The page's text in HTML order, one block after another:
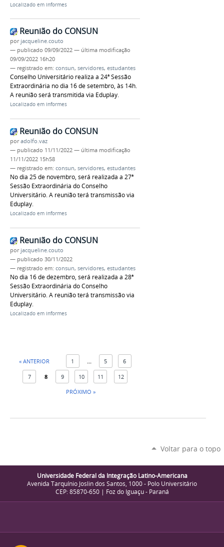
Localizado em Informes
Reunião do CONSUN
por jacqueline.couto
— publicado 09/09/2022 — última modificação
09/09/2022 16h20
— registrado em: consun, servidores, estudantes
Conselho Universitário realiza a 24ª Sessão
Extraordinária no dia 16 de setembro, às 14h.
A reunião será transmitida via Eduplay.
Localizado em Informes
Reunião do CONSUN
poradolfo.vaz
— publicado 11/11/2022 — última modificação
11/11/2022 15h58
— registrado em: consun, servidores, estudantes
No dia 25 de novembro, será realizada a 27ª
Sessão Extraordinária do Conselho
Universitário. A reunião terá transmissão via
Eduplay.
Localizado em Informes
Reunião do CONSUN
por jacqueline.couto
— publicado 30/11/2022
— registrado em: consun, servidores, estudantes
No dia 16 de dezembro, será realizada a 28ª
Sessão Extraordinária do Conselho
Universitário. A reunião terá transmissão via
Eduplay.
Localizado em Informes
« ANTERIOR 1 5 6
7 8 9 10 11
12
PRÓXIMO »
Voltar para o topo
Universidade Federal da Integração Latino-Americana
Avenida Tarquínio Joslin dos Santos, 1000 - Polo Universitário
CEP: 85870-650 | Foz do Iguaçu - Paraná